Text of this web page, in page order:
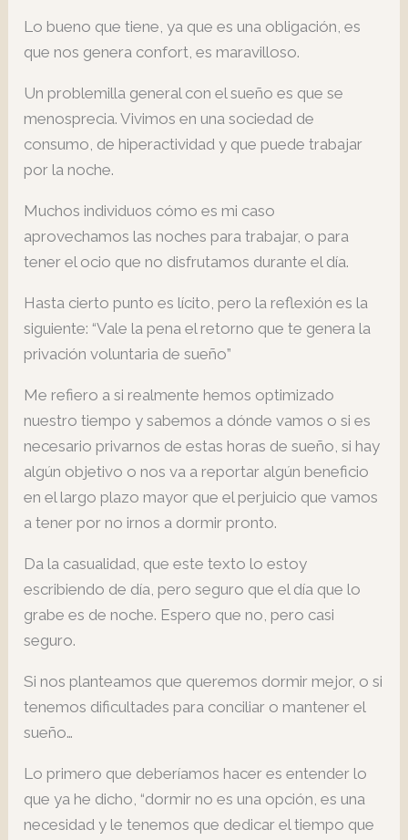
Lo bueno que tiene, ya que es una obligación, es
que nos genera confort, es maravilloso.
Un problemilla general con el sueño es que se
menosprecia. Vivimos en una sociedad de
consumo, de hiperactividad y que puede trabajar
por la noche.
Muchos individuos cómo es mi caso
aprovechamos las noches para trabajar, o para
tener el ocio que no disfrutamos durante el día.
Hasta cierto punto es lícito, pero la reflexión es la
siguiente: “Vale la pena el retorno que te genera la
privación voluntaria de sueño”
Me refiero a si realmente hemos optimizado
nuestro tiempo y sabemos a dónde vamos o si es
necesario privarnos de estas horas de sueño, si hay
algún objetivo o nos va a reportar algún beneficio
en el largo plazo mayor que el perjuicio que vamos
a tener por no irnos a dormir pronto.
Da la casualidad, que este texto lo estoy
escribiendo de día, pero seguro que el día que lo
grabe es de noche. Espero que no, pero casi
seguro.
Si nos planteamos que queremos dormir mejor, o si
tenemos dificultades para conciliar o mantener el
sueño…
Lo primero que deberíamos hacer es entender lo
que ya he dicho, “dormir no es una opción, es una
necesidad y le tenemos que dedicar el tiempo que